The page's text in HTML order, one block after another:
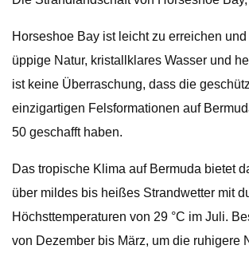
Horseshoe Bay ist leicht zu erreichen
üppige Natur, kristallklares Wasser und
ist keine Überraschung, dass die
einzigartigen Felsformationen auf
50 geschafft haben.
Das tropische Klima auf Bermuda bietet
über mildes bis heißes Strandwetter mit
Höchsttemperaturen von 29 °C im Juli.
von Dezember bis März, um die ruhigere